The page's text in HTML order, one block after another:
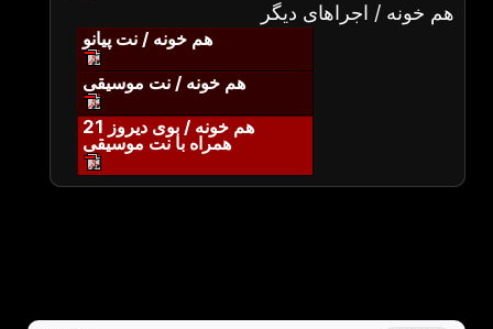
هم خونه / اجراهای دیگر
هم خونه / نت پیانو
هم خونه / نت موسیقی
هم خونه / بوی دیروز 21
همراه با نت موسیقی